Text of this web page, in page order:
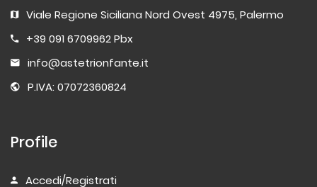
Viale Regione Siciliana Nord Ovest 4975, Palermo
+39 091 6709962 Pbx
info@astetrionfante.it
P.IVA: 07072360824
Profile
Accedi/Registrati